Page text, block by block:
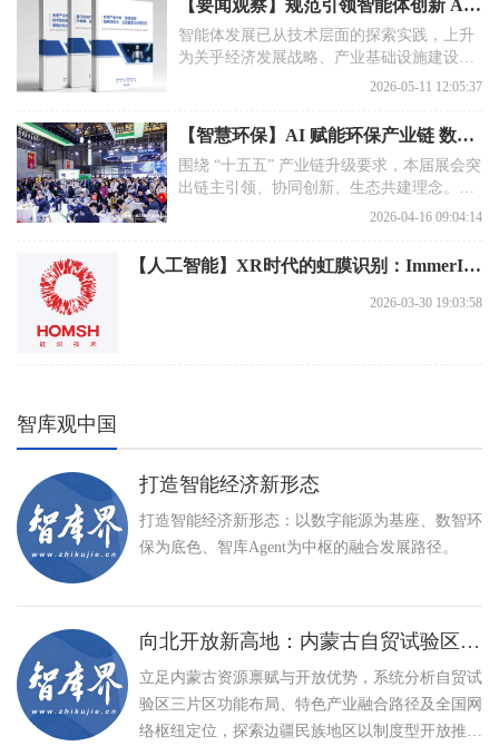
【要闻观察】规范引领智能体创新 AI赋能新型智库建设
智能体发展已从技术层面的探索实践，上升
为关乎经济发展战略、产业基础设施建设的
国家重要议题，我国人工智能治理实现从规
迭代升级。
2026-05-11 12:05:37
【智慧环保】AI 赋能环保产业链 数智绿色点亮上海环博会
围绕 “十五五” 产业链升级要求，本届展会突
出链主引领、协同创新、生态共建理念。从
智能监测设备到智慧运维系统，从低碳环保
业集中展示核心成果，推动环保产业从单一
设备供应，向系统化、智能化、一体化解决
2026-04-16 09:04:14
【人工智能】XR时代的虹膜识别：ImmerIris如何终结归一化范式
2026-03-30 19:03:58
智库观中国
打造智能经济新形态
打造智能经济新形态：以数字能源为基座、数智环
保为底色、智库Agent为中枢的融合发展路径。
向北开放新高地：内蒙古自贸试验区建设与特色产业高质量发展路径
立足内蒙古资源禀赋与开放优势，系统分析自贸试
验区三片区功能布局、特色产业融合路径及全国网
络枢纽定位，探索边疆民族地区以制度型开放推动